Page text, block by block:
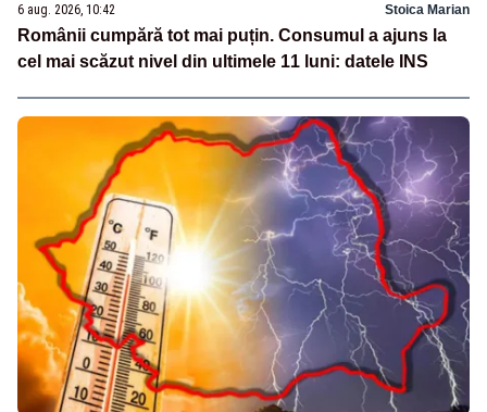
6 aug. 2026, 10:42 Stoica Marian
Românii cumpără tot mai puțin. Consumul a ajuns la
cel mai scăzut nivel din ultimele 11 luni: datele INS